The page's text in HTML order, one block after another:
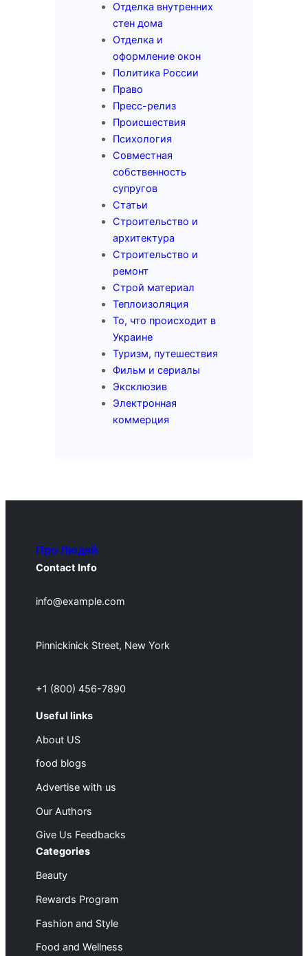
Отделка внутренних
стен дома
Отделка и
оформление окон
Политика России
Право
Пресс-релиз
Происшествия
Психология
Совместная
собственность
супругов
Статьи
Строительство и
архитектура
Строительство и
ремонт
Строй материал
Теплоизоляция
То, что происходит в
Украине
Туризм, путешествия
Фильм и сериалы
Эксклюзив
Электронная
коммерция
Про Людей
Contact Info
info@example.com
Pinnickinick Street, New York
+1 (800) 456-7890
Useful links
About US
food blogs
Advertise with us
Our Authors
Give Us Feedbacks
Categories
Beauty
Rewards Program
Fashion and Style
Food and Wellness